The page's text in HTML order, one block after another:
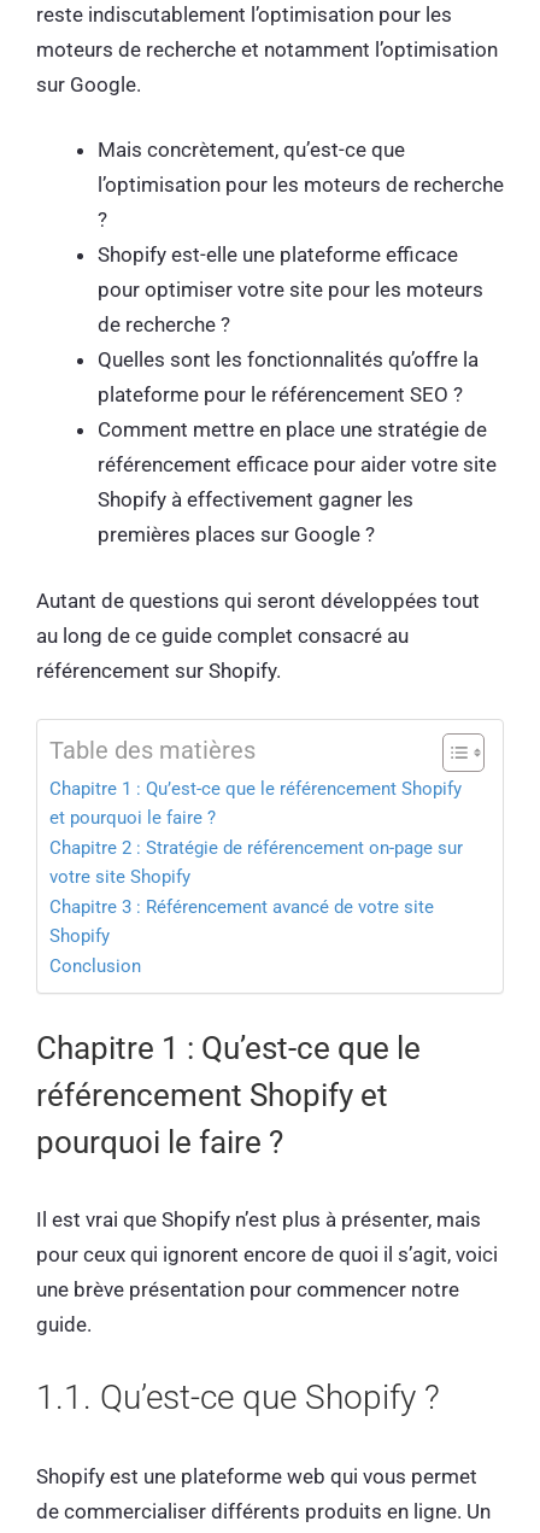
reste indiscutablement l’optimisation pour les
moteurs de recherche et notamment l’optimisation
sur Google.
Mais concrètement, qu’est-ce que
l’optimisation pour les moteurs de recherche
?
Shopify est-elle une plateforme efficace
pour optimiser votre site pour les moteurs
de recherche ?
Quelles sont les fonctionnalités qu’offre la
plateforme pour le référencement SEO ?
Comment mettre en place une stratégie de
référencement efficace pour aider votre site
Shopify à effectivement gagner les
premières places sur Google ?
Autant de questions qui seront développées tout
au long de ce guide complet consacré au
référencement sur Shopify.
Table des matières
Chapitre 1 : Qu’est-ce que le référencement Shopify
et pourquoi le faire ?
Chapitre 2 : Stratégie de référencement on-page sur
votre site Shopify
Chapitre 3 : Référencement avancé de votre site
Shopify
Conclusion
Chapitre 1 : Qu’est-ce que le
référencement Shopify et
pourquoi le faire ?
Il est vrai que Shopify n’est plus à présenter, mais
pour ceux qui ignorent encore de quoi il s’agit, voici
une brève présentation pour commencer notre
guide.
1.1. Qu’est-ce que Shopify ?
Shopify est une plateforme web qui vous permet
de commercialiser différents produits en ligne. Un